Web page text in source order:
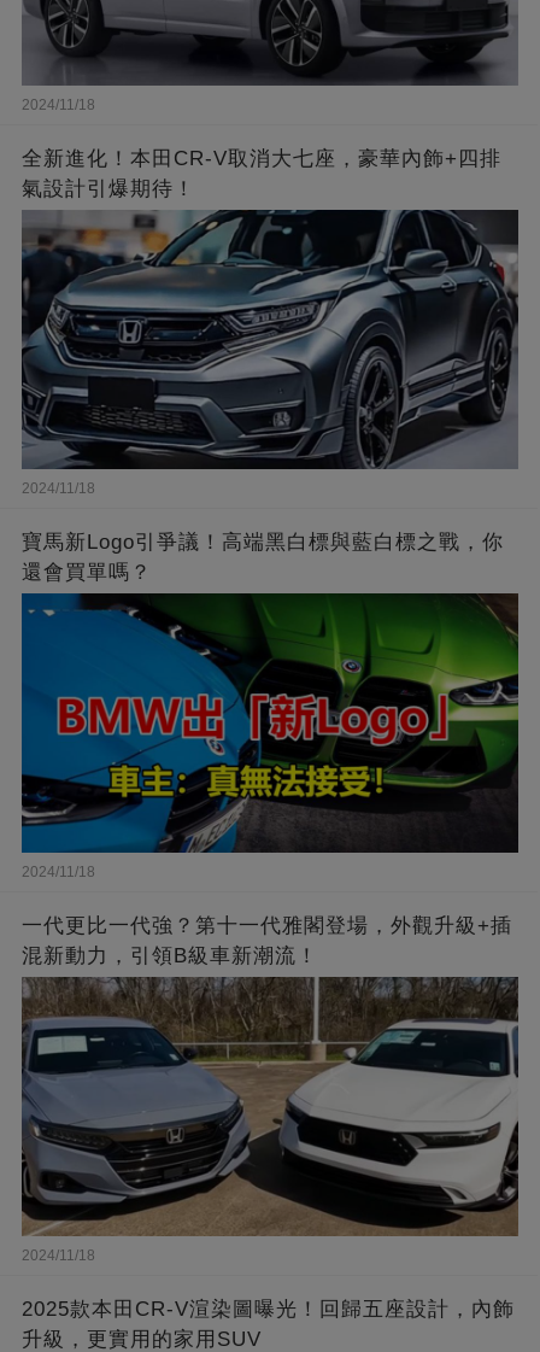
2024/11/18
全新進化！本田CR-V取消大七座，豪華內飾+四排
氣設計引爆期待！
2024/11/18
寶馬新Logo引爭議！高端黑白標與藍白標之戰，你
還會買單嗎？
2024/11/18
一代更比一代強？第十一代雅閣登場，外觀升級+插
混新動力，引領B級車新潮流！
2024/11/18
2025款本田CR-V渲染圖曝光！回歸五座設計，內飾
升級，更實用的家用SUV